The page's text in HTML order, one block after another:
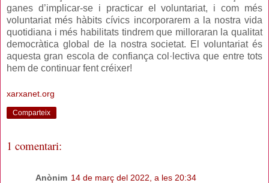
ganes d’implicar-se i practicar el voluntariat, i com més
voluntariat més hàbits cívics incorporarem a la nostra vida
quotidiana i més habilitats tindrem que milloraran la qualitat
democràtica global de la nostra societat. El voluntariat és
aquesta gran escola de confiança col·lectiva que entre tots
hem de continuar fent créixer!
xarxanet.org
Comparteix
1 comentari:
Anònim 14 de març del 2022, a les 20:34